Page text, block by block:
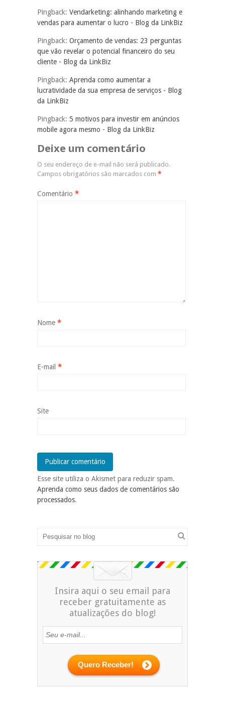
Pingback: Vendarketing: alinhando marketing e
vendas para aumentar o lucro - Blog da LinkBiz
Pingback: Orçamento de vendas: 23 perguntas
que vão revelar o potencial financeiro do seu
cliente - Blog da LinkBiz
Pingback: Aprenda como aumentar a
lucratividade da sua empresa de serviços - Blog
da LinkBiz
Pingback: 5 motivos para investir em anúncios
mobile agora mesmo - Blog da LinkBiz
Deixe um comentário
O seu endereço de e-mail não será publicado.
Campos obrigatórios são marcados com *
Comentário *
Nome *
E-mail *
Site
Esse site utiliza o Akismet para reduzir spam.
Aprenda como seus dados de comentários são
processados.
Insira aqui o seu email para
receber gratuitamente as
atualizações do blog!